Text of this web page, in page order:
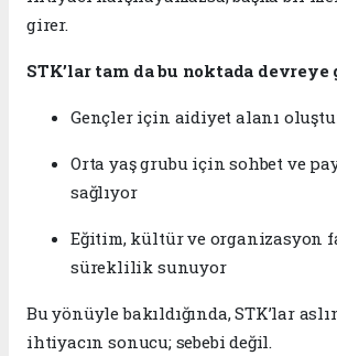
girer.
STK’lar tam da bu noktada
Gençler için aidiyet alanı
Orta yaş grubu için sohbet ve
sağlıyor
Eğitim, kültür ve organizasyon
süreklilik sunuyor
Bu yönüyle bakıldığında, STK’lar
ihtiyacın sonucu; sebebi değil.